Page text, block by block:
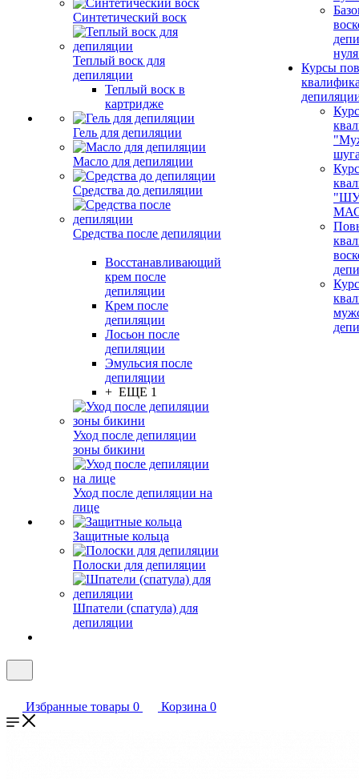
Синтетический воск
Теплый воск для
депиляции
Теплый воск в
картридже
Гель для депиляции
Масло для депиляции
Средства до депиляции
Средства после депиляции
Восстанавливающий
крем после
депиляции
Крем после
депиляции
Лосьон после
депиляции
Эмульсия после
депиляции
+ ЕЩЕ 1
Уход после депиляции
зоны бикини
Уход после депиляции на
лице
Защитные кольца
Полоски для депиляции
Шпатели (спатула) для
депиляции
Курсы
Избранные товары 0 Корзина 0